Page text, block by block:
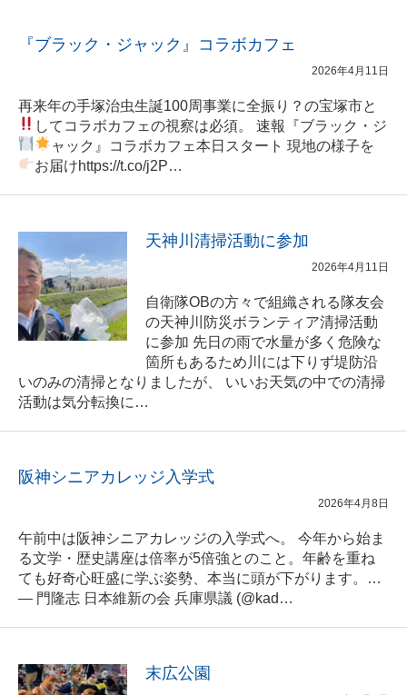
『ブラック・ジャック』コラボカフェ
2026年4月11日
再来年の手塚治虫生誕100周事業に全振り？の宝塚市と
してコラボカフェの視察は必須。 速報
『ブラック・ジ
ャック』コラボカフェ本日スタート 現地の様子を
お届けhttps://t.co/j2P…
天神川清掃活動に参加
2026年4月11日
自衛隊OBの方々で組織される隊友会
の天神川防災ボランティア清掃活動
に参加 先日の雨で水量が多く危険な
箇所もあるため川には下りず堤防沿
いのみの清掃となりましたが、 いいお天気の中での清掃
活動は気分転換に…
阪神シニアカレッジ入学式
2026年4月8日
午前中は阪神シニアカレッジの入学式へ。 今年から始ま
る文学・歴史講座は倍率が5倍強とのこと。年齢を重ね
ても好奇心旺盛に学ぶ姿勢、本当に頭が下がります。…
— 門隆志 日本維新の会 兵庫県議 (@kad…
末広公園